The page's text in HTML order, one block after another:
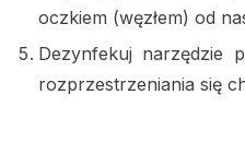
oczkiem (węzłem) od
Dezynfekuj narzędzie
rozprzestrzeniania się